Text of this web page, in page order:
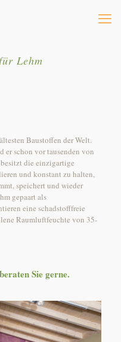
Lehm
Baustoffen der Welt.
er schon vor tausenden von
die einzigartige
und konstant zu halten,
speichert und wieder
gepaart als
eine schadstofffreie
Raumluftfeuchte von 35-
Sie gerne.